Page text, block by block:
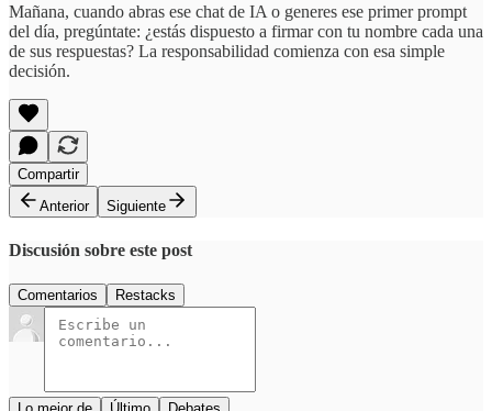
Mañana, cuando abras ese chat de IA o generes ese primer prompt
del día, pregúntate: ¿estás dispuesto a firmar con tu nombre cada una
de sus respuestas? La responsabilidad comienza con esa simple
decisión.
Compartir
Anterior
Siguiente
Discusión sobre este post
Comentarios Restacks